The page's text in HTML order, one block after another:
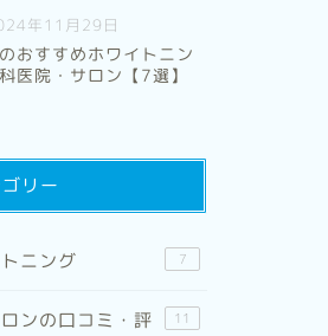
年11月29日
おすすめホワイトニン
医院・サロン【7選】
リー
ニング 7
ンの口コミ・評
11